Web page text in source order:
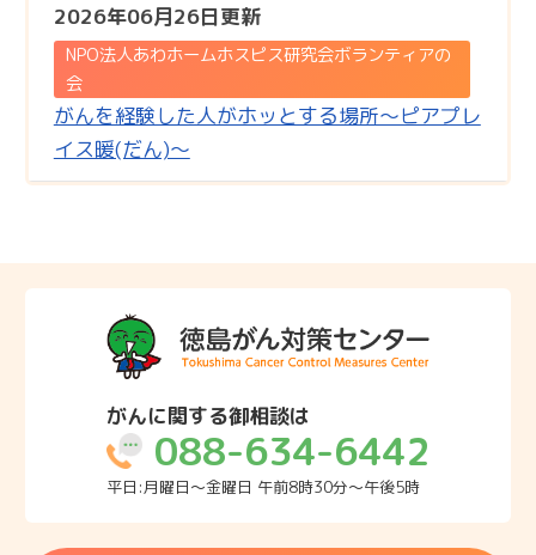
2026年06月26日更新
NPO法人あわホームホスピス研究会ボランティアの
会
がんを経験した人がホッとする場所～ピアプレ
イス暖(だん)～
がんに関する御相談は
088-634-6442
平日:月曜日～金曜日 午前8時30分～午後5時